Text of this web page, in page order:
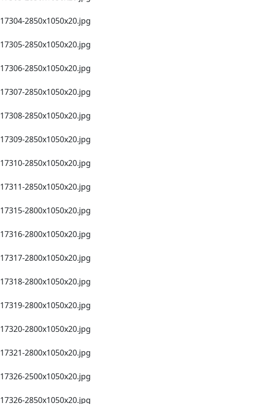
17304-2850х1050х20.jpg
17305-2850х1050х20.jpg
17306-2850х1050х20.jpg
17307-2850х1050х20.jpg
17308-2850х1050х20.jpg
17309-2850х1050х20.jpg
17310-2850х1050х20.jpg
17311-2850х1050х20.jpg
17315-2800х1050х20.jpg
17316-2800х1050х20.jpg
17317-2800х1050х20.jpg
17318-2800х1050х20.jpg
17319-2800х1050х20.jpg
17320-2800х1050х20.jpg
17321-2800х1050х20.jpg
17326-2500х1050х20.jpg
17326-2850х1050х20.jpg